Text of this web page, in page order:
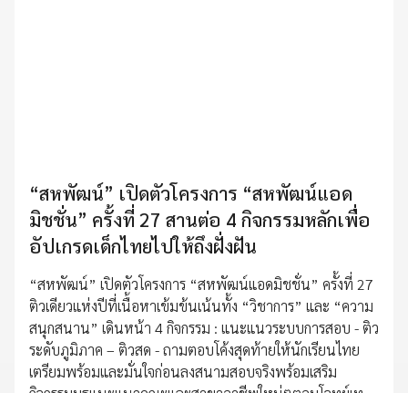
“สหพัฒน์” เปิดตัวโครงการ “สหพัฒน์แอด
มิชชั่น” ครั้งที่ 27 สานต่อ 4 กิจกรรมหลักเพื่อ
อัปเกรดเด็กไทยไปให้ถึงฝั่งฝัน
“สหพัฒน์” เปิดตัวโครงการ “สหพัฒน์แอดมิชชั่น” ครั้งที่ 27
ติวเดียวแห่งปีที่เนื้อหาเข้มข้นเน้นทั้ง “วิชาการ” และ “ความ
สนุกสนาน” เดินหน้า 4 กิจกรรม : แนะแนวระบบการสอบ - ติว
ระดับภูมิภาค – ติวสด - ถามตอบโค้งสุดท้ายให้นักเรียนไทย
เตรียมพร้อมและมั่นใจก่อนลงสนามสอบจริงพร้อมเสริม